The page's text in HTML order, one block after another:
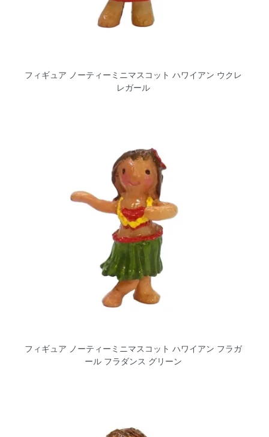
フィギュア ノーティーミニマスコット ハワイアン ウクレ
レガール
フィギュア ノーティーミニマスコット ハワイアン フラガ
ール フラダンス グリーン